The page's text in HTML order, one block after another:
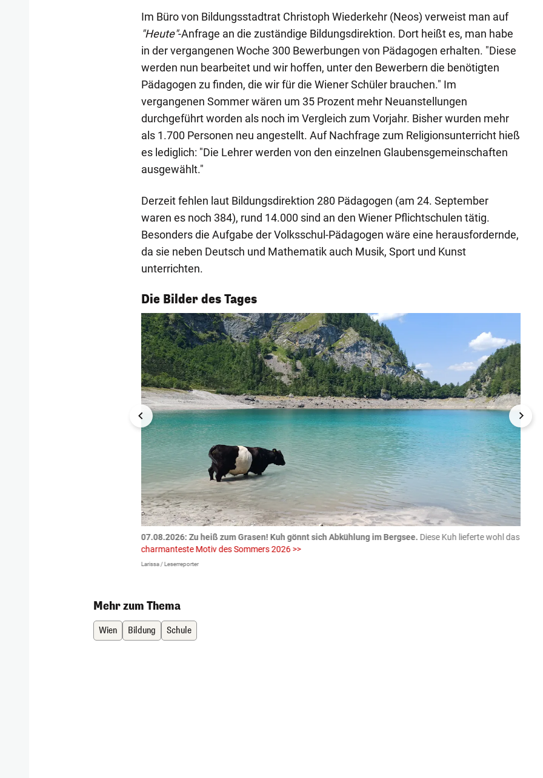
Im Büro von Bildungsstadtrat Christoph Wiederkehr (Neos) verweist man auf
"Heute"-Anfrage an die zuständige Bildungsdirektion. Dort heißt es, man habe
in der vergangenen Woche 300 Bewerbungen von Pädagogen erhalten. "Diese
werden nun bearbeitet und wir hoffen, unter den Bewerbern die benötigten
Pädagogen zu finden, die wir für die Wiener Schüler brauchen." Im
vergangenen Sommer wären um 35 Prozent mehr Neuanstellungen
durchgeführt worden als noch im Vergleich zum Vorjahr. Bisher wurden mehr
als 1.700 Personen neu angestellt. Auf Nachfrage zum Religionsunterricht hieß
es lediglich: "Die Lehrer werden von den einzelnen Glaubensgemeinschaften
ausgewählt."
Derzeit fehlen laut Bildungsdirektion 280 Pädagogen (am 24. September
waren es noch 384), rund 14.000 sind an den Wiener Pflichtschulen tätig.
Besonders die Aufgabe der Volksschul-Pädagogen wäre eine herausfordernde,
da sie neben Deutsch und Mathematik auch Musik, Sport und Kunst
unterrichten.
Die Bilder des Tages
1/55
07.08.2026: Zu heiß zum Grasen! Kuh gönnt sich Abkühlung im Bergsee. Diese Kuh lieferte wohl das
charmanteste Motiv des Sommers 2026 >>
Larissa / Leserreporter
Mehr zum Thema
Wien Bildung Schule